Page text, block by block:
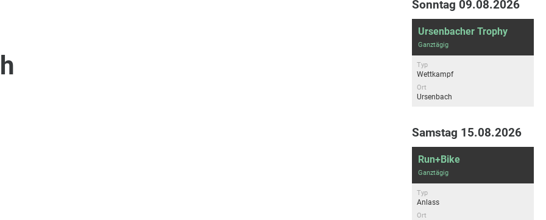
Sonntag 09.08.2026
Ursenbacher Trophy
Ganztägig
Typ
Wettkampf
Ort
Ursenbach
Samstag 15.08.2026
Run+Bike
Ganztägig
Typ
Anlass
Ort